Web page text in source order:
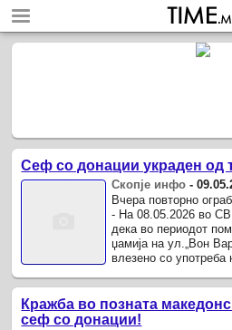
Сеф со донации украден од
Скопје инфо -
Вчера повторно
- На 08.05.2026 во
дека во периодот
џамија на ул.„Вон
влезено со
Кражба во позната
сеф со донации!